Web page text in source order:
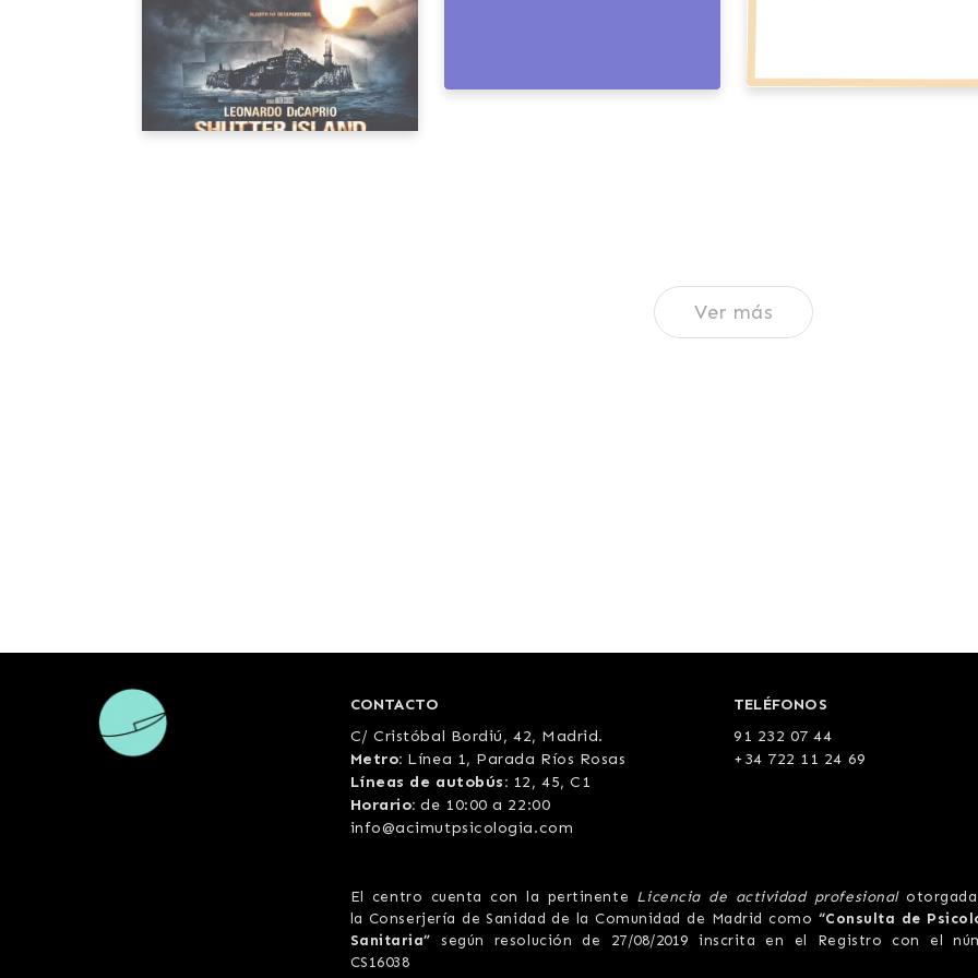
Ver más
CONTACTO
C/ Cristóbal Bordiú, 42, Madrid.
Metro: Línea 1, Parada Ríos Rosas
Líneas de autobús: 12, 45, C1
Horario: de 10:00 a 22:00
info@acimutpsicologia.com
TELÉFONOS
91 232 07 44
+34 722 11 24 69
El centro cuenta con la pertinente Licencia de actividad profesional
la Conserjería de Sanidad de la Comunidad de Madrid como “Consulta de
Sanitaria” según resolución de 27/08/2019 inscrita en el Registro con el
CS16038